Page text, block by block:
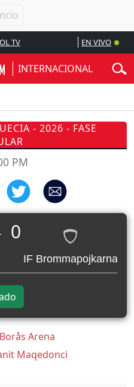
TV EN VIVO
INTERNACIONAL
- 2026 - FASE
PM
0
IF Brommapojkarna
Borås Arena
Maqedonci